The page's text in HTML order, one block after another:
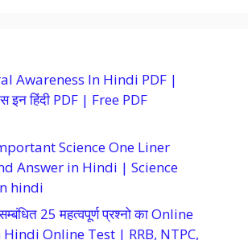
Awareness In Hindi PDF |
इन हिंदी PDF | Free PDF
Science One Liner
Answer in Hindi | Science
hindi
25 महत्वपूर्ण प्रश्नो का Online
Online Test | RRB, NTPC,